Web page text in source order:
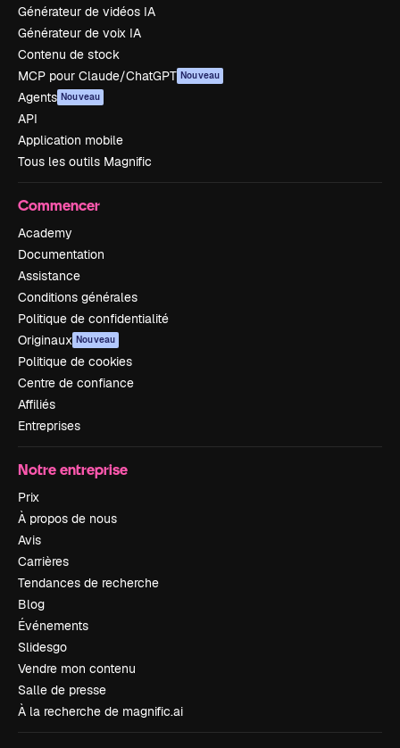
Générateur de vidéos IA
Générateur de voix IA
Contenu de stock
MCP pour Claude/ChatGPT Nouveau
Agents Nouveau
API
Application mobile
Tous les outils Magnific
Commencer
Academy
Documentation
Assistance
Conditions générales
Politique de confidentialité
Originaux Nouveau
Politique de cookies
Centre de confiance
Affiliés
Entreprises
Notre entreprise
Prix
À propos de nous
Avis
Carrières
Tendances de recherche
Blog
Événements
Slidesgo
Vendre mon contenu
Salle de presse
À la recherche de magnific.ai